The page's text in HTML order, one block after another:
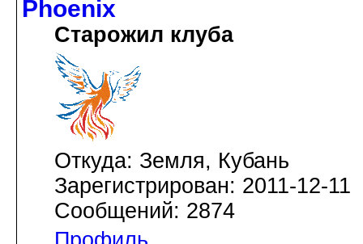
Phoenix
Старожил клуба
Откуда: Земля, Кубань
Зарегистрирован: 2011-12-11
Сообщений: 2874